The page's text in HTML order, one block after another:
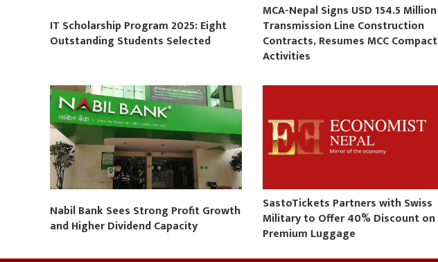
IT Scholarship Program 2025: Eight
Outstanding Students Selected
MCA-Nepal Signs USD 154.5 Million
Transmission Line Construction
Contracts, Resumes MCC Compact
Activities
Nabil Bank Sees Strong Profit Growth
and Higher Dividend Capacity
SastoTickets Partners with Swiss
Military to Offer 40% Discount on
Premium Luggage